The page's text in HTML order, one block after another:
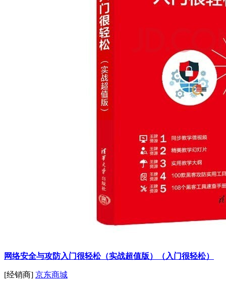
网络安全与攻防入门很轻松（实战超值版）（入门很轻松）
[经销商] 京东商城